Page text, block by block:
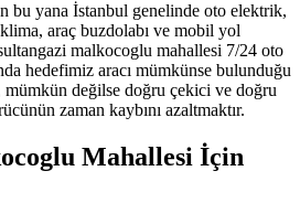
bu yana İstanbul genelinde oto elektrik,
araç buzdolabı ve mobil yol
sultangazi malkocoglu mahallesi 7/24 oto
hedefimiz aracı mümkünse bulunduğu
mümkün değilse doğru çekici ve doğru
zaman kaybını azaltmaktır.
Mahallesi İçin